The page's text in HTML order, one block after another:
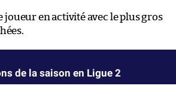
joueur en activité avec le plus gros
de la saison en Ligue 2